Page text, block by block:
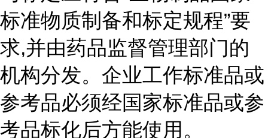
标准物质制备和标定规程”要
求,并由药品监督管理部门的
机构分发。企业工作标准品或
参考品必须经国家标准品或参
考品标化后方能使用。